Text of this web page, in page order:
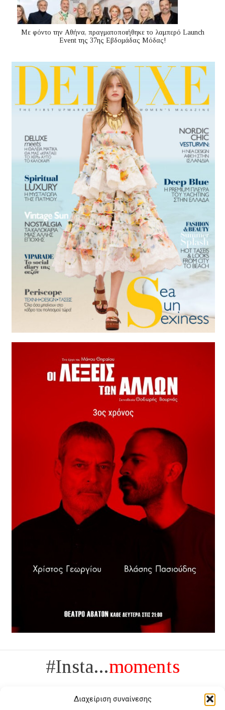
Διαχείριση συναίνεσης
Με φόντο την Αθήνα, πραγματοποιήθηκε το λαμπερό Launch
Event της 37ης Εβδομάδας Μόδας!
#Insta...moments